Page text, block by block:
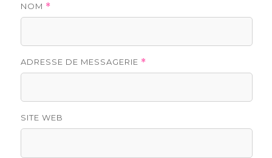
NOM *
ADRESSE DE MESSAGERIE *
SITE WEB